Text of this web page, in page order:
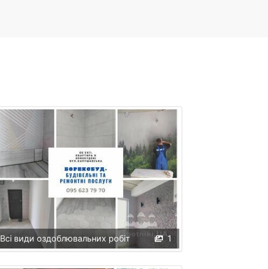
1
Всі види оздоблювальних робіт